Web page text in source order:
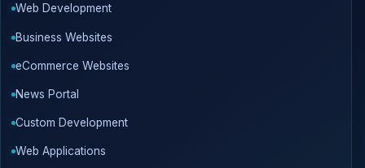
Web Development
Business Websites
eCommerce Websites
News Portal
Custom Development
Web Applications